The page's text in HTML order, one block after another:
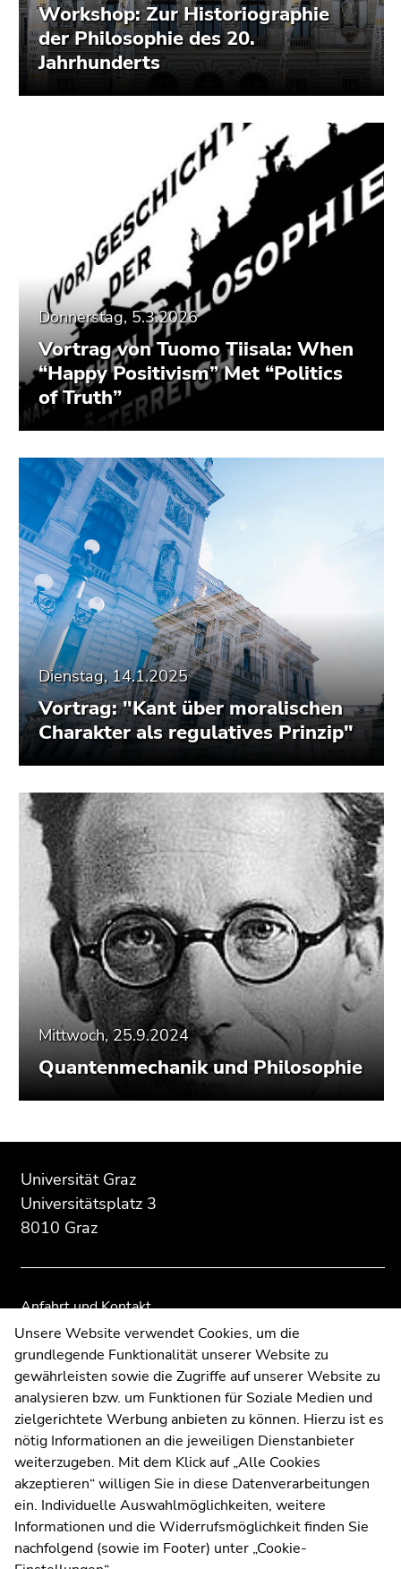
Workshop: Zur Historiographie
der Philosophie des 20.
Jahrhunderts
Donnerstag, 5.3.2026
Vortrag von Tuomo Tiisala: When
“Happy Positivism” Met “Politics
of Truth”
Dienstag, 14.1.2025
Vortrag: "Kant über moralischen
Charakter als regulatives Prinzip"
Mittwoch, 25.9.2024
Quantenmechanik und Philosophie
des
Seitenbereichs:
Zusatzinformationen:
Universität Graz
Universitätsplatz 3
8010 Graz
Anfahrt und Kontakt
Kommunikation und Öffentlichkeitsarbeit
Moodle
UNIGRAZonline
Impressum
Datenschutzerklärung
Cookie-Einstellungen
Barrierefreiheitserklärung
WetterstationUni Graz
dieses
Seitenbereichs.
Übersicht
dieses
Seitenbereichs.
Übersicht
Unsere Website verwendet Cookies, um die
grundlegende Funktionalität unserer Website zu
gewährleisten sowie die Zugriffe auf unserer Website zu
analysieren bzw. um Funktionen für Soziale Medien und
zielgerichtete Werbung anbieten zu können. Hierzu ist es
nötig Informationen an die jeweiligen Dienstanbieter
weiterzugeben. Mit dem Klick auf „Alle Cookies
akzeptieren“ willigen Sie in diese Datenverarbeitungen
ein. Individuelle Auswahlmöglichkeiten, weitere
Informationen und die Widerrufsmöglichkeit finden Sie
nachfolgend (sowie im Footer) unter „Cookie-